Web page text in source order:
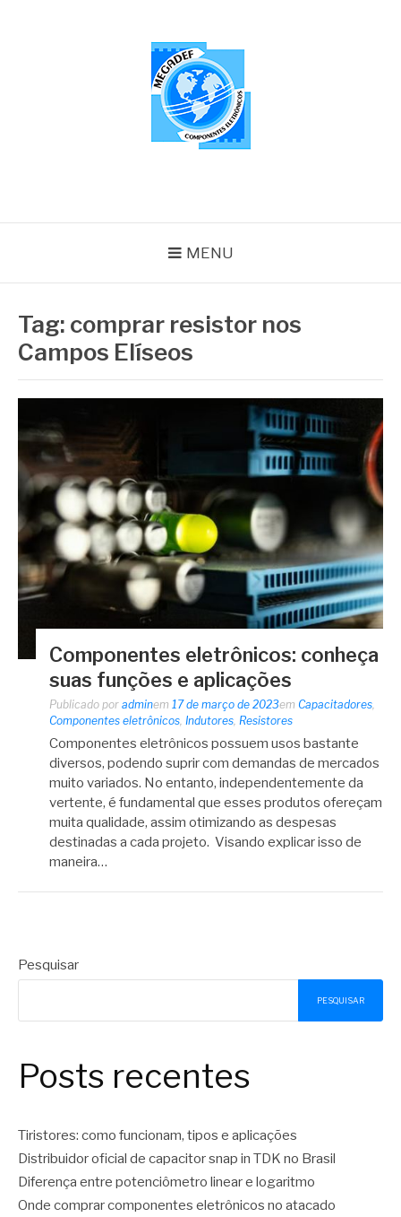
MENU
Tag: comprar resistor nos
Campos Elíseos
Componentes eletrônicos: conheça
suas funções e aplicações
Publicado por adminem 17 de março de 2023em Capacitadores
Componentes eletrônicos Indutores Resistores
Componentes eletrônicos possuem usos bastante
diversos, podendo suprir com demandas de mercados
muito variados. No entanto, independentemente da
vertente, é fundamental que esses produtos ofereçam
muita qualidade, assim otimizando as despesas
destinadas a cada projeto. Visando explicar isso de
maneira…
Pesquisar
PESQUISAR
Posts recentes
Tiristores: como funcionam, tipos e aplicações
Distribuidor oficial de capacitor snap in TDK no Brasil
Diferença entre potenciômetro linear e logaritmo
Onde comprar componentes eletrônicos no atacado